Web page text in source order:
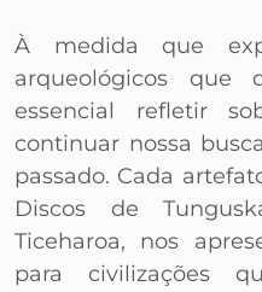
À medida que
arqueológicos que
essencial refletir
continuar nossa
passado. Cada
Discos de
Ticeharoa, nos
para civilizações